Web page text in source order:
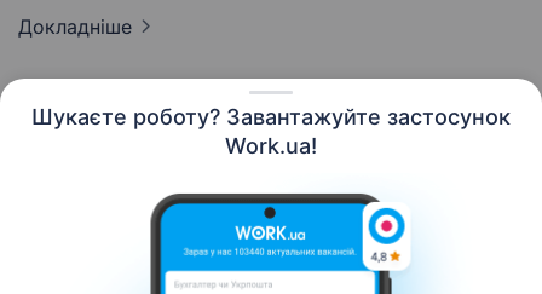
Шукаєте роботу? Завантажуйте застосунок
Work.ua!
Докладніше